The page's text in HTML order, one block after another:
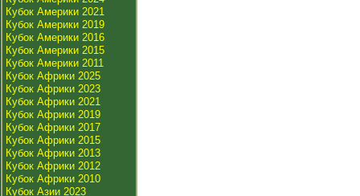
Кубок Америки 2021
Кубок Америки 2019
Кубок Америки 2016
Кубок Америки 2015
Кубок Америки 2011
Кубок Африки 2025
Кубок Африки 2023
Кубок Африки 2021
Кубок Африки 2019
Кубок Африки 2017
Кубок Африки 2015
Кубок Африки 2013
Кубок Африки 2012
Кубок Африки 2010
Кубок Азии 2023